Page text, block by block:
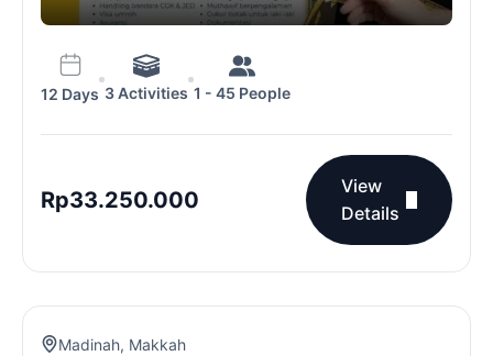
12 Days 3 Activities 1 - 45 People
Rp33.250.000
View
Details
Madinah, Makkah